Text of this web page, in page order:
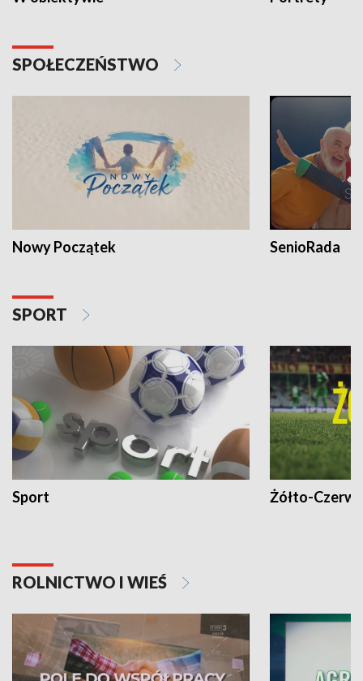
SPOŁECZEŃSTWO
Nowy Początek SenioRada
SPORT
Sport Żółto-
ROLNICTWO I WIEŚ